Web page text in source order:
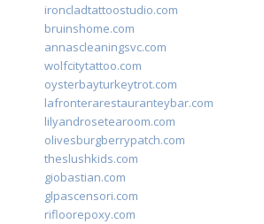
ironcladtattoostudio.com
bruinshome.com
annascleaningsvc.com
wolfcitytattoo.com
oysterbayturkeytrot.com
lafronterarestauranteybar.com
lilyandrosetearoom.com
olivesburgberrypatch.com
theslushkids.com
giobastian.com
glpascensori.com
rifloorepoxy.com